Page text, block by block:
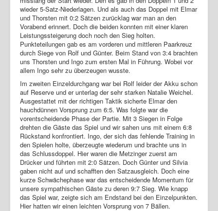
wieder 5-Satz-Niederlagen. Und als auch das Doppel mit Elmar
und Thorsten mit 0:2 Sätzen zurücklag war man an den
Vorabend erinnert. Doch die beiden konnten mit einer klaren
Leistungssteigerung doch noch den Sieg holten.
Punkteteilungen gab es am vorderen und mittleren Paarkreuz
durch Siege von Rolf und Günter. Beim Stand von 3:4 brachten
uns Thorsten und Ingo zum ersten Mal in Führung. Wobei vor
allem Ingo sehr zu überzeugen wusste.
Im zweiten Einzeldurchgang war bei Rolf leider der Akku schon
auf Reserve und er unterlag der sehr starken Natalie Weichel.
Ausgestattet mit der richtigen Taktik sicherte Elmar den
hauchdünnen Vorsprung zum 6:5. Was folgte war die
vorentscheidende Phase der Partie. Mit 3 Siegen in Folge
drehten die Gäste das Spiel und wir sahen uns mit einem 6:8
Rückstand konfrontiert. Ingo, der sich das fehlende Training in
den Spielen holte, überzeugte wiederum und brachte uns in
das Schlussdoppel. Hier waren die Metzinger zuerst am
Drücker und führten mit 2:0 Sätzen. Doch Günter und Silvia
gaben nicht auf und schafften den Satzausgleich. Doch eine
kurze Schwächephase war das entscheidende Momentum für
unsere sympathischen Gäste zu deren 9:7 Sieg. Wie knapp
das Spiel war, zeigte sich am Endstand bei den Einzelpunkten.
Hier hatten wir einen leichten Vorsprung von 7 Bällen.